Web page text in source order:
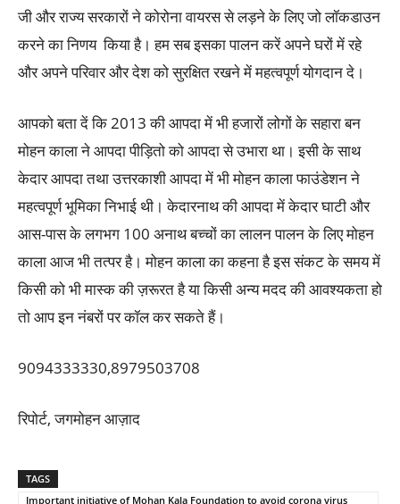
जी और राज्य सरकारों ने कोरोना वायरस से लड़ने के लिए जो लॉकडाउन
करने का निणय किया है। हम सब इसका पालन करें अपने घरों में रहे
और अपने परिवार और देश को सुरक्षित रखने में महत्वपूर्ण योगदान दे।
आपको बता दें कि 2013 की आपदा में भी हजारों लोगों के सहारा बन
मोहन काला ने आपदा पीड़ितो को आपदा से उभारा था। इसी के साथ
केदार आपदा तथा उत्तरकाशी आपदा में भी मोहन काला फाउंडेशन ने
महत्वपूर्ण भूमिका निभाई थी। केदारनाथ की आपदा में केदार घाटी और
आस-पास के लगभग 100 अनाथ बच्चों का लालन पालन के लिए मोहन
काला आज भी तत्पर है। मोहन काला का कहना है इस संकट के समय में
किसी को भी मास्क की ज़रूरत है या किसी अन्य मदद की आवश्यकता हो
तो आप इन नंबरों पर कॉल कर सकते हैं।
9094333330,8979503708
रिपोर्ट, जगमोहन आज़ाद
TAGS
Important initiative of Mohan Kala Foundation to avoid corona virus